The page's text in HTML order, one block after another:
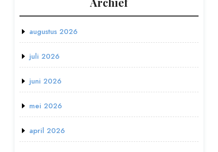
augustus 2026
juli 2026
juni 2026
mei 2026
april 2026